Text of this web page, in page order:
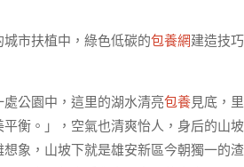
市扶植中，綠色低碳的包養網建造技
公園中，這里的湖水清亮包養見底，
衡。」，空氣也清爽怡人，身后的山
象，山坡下就是雄安新區今朝獨一的渣